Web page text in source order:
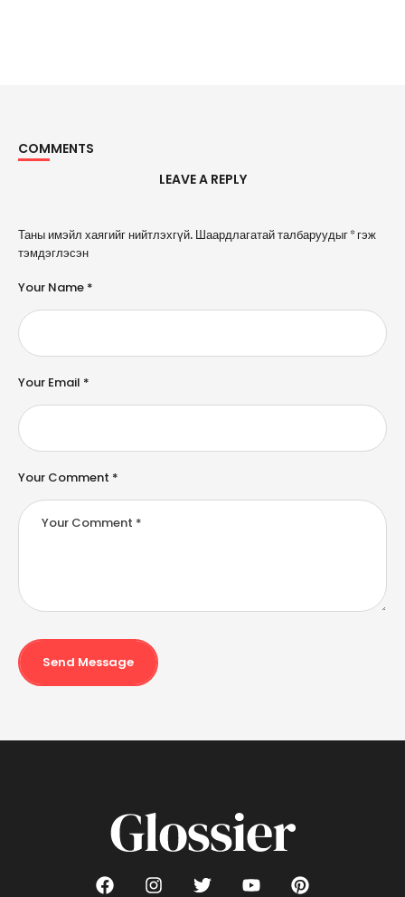
COMMENTS
LEAVE A REPLY
Таны имэйл хаягийг нийтлэхгүй. Шаардлагатай талбаруудыг*гэж
тэмдэглэсэн
Your Comment *
Your Name *
Your Email *
Send Message
A
l
e
n
a
ti
e